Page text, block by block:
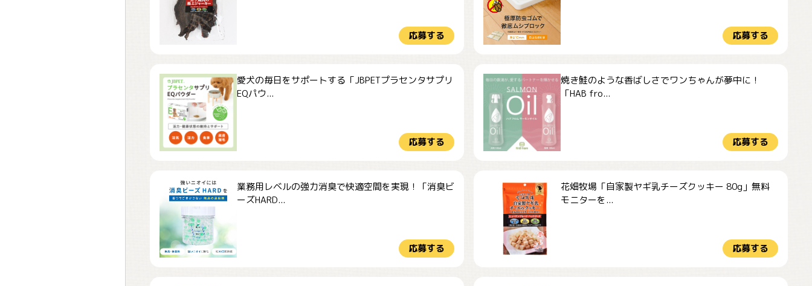
応募する 応募する
愛犬の毎日をサポートする「JBPETプラセンタサプリ
EQパウ...
応募する
焼き鮭のような香ばしさでワンちゃんが夢中に！
「HAB fro...
応募する
業務用レベルの強力消臭で快適空間を実現！「消臭ビ
ーズHARD...
応募する
花畑牧場「自家製ヤギ乳チーズクッキー 80g」無料
モニターを...
応募する